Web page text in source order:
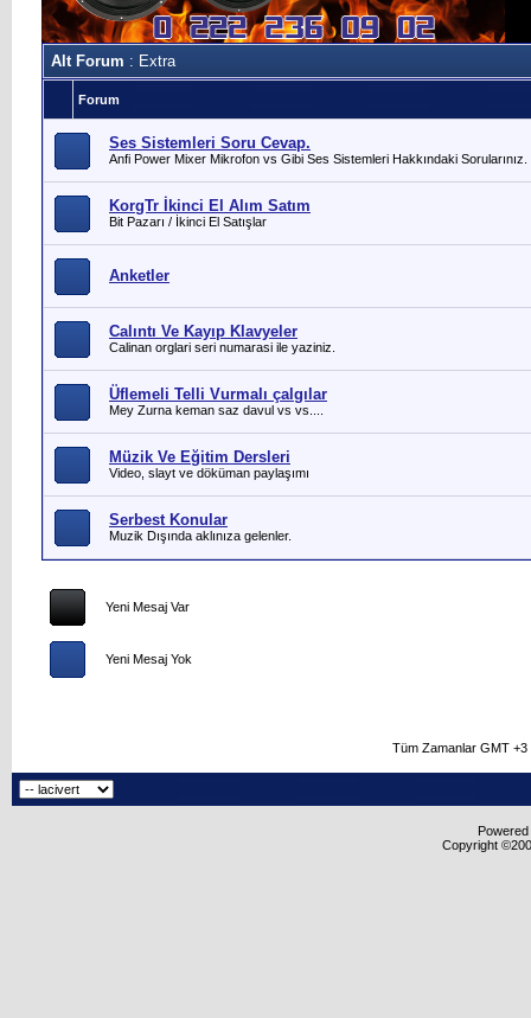
Alt Forum : Extra
Forum
Ses Sistemleri Soru Cevap.
Anfi Power Mixer Mikrofon vs Gibi Ses Sistemleri Hakkındaki Sorularınız.
KorgTr İkinci El Alım Satım
Bit Pazarı / İkinci El Satışlar
Anketler
Calıntı Ve Kayıp Klavyeler
Calinan orglari seri numarasi ile yaziniz.
Üflemeli Telli Vurmalı çalgılar
Mey Zurna keman saz davul vs vs....
Müzik Ve Eğitim Dersleri
Video, slayt ve döküman paylaşımı
Serbest Konular
Muzik Dışında aklınıza gelenler.
Yeni Mesaj Var
Yeni Mesaj Yok
Tüm Zamanlar GMT
Copyright